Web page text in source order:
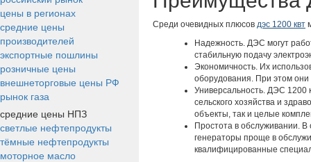
цены в регионах
средние цены
производителей
экспортные пошлины
розничные цены
внешнеторговые цены РФ
рынок газа
средние цены НПЗ
светлые нефтепродукты
тёмные нефтепродукты
моторное масло
Среди очевидных плюсов дэс 1200 квт
Надежность. ДЭС могут
стабильную подачу
Экономичность. Их
оборудования. При этом
Универсальность. ДЭС 1200
сельского хозяйства и
объекты, так и целые
Простота в обслуживании. В
генераторы проще в
квалифицированные